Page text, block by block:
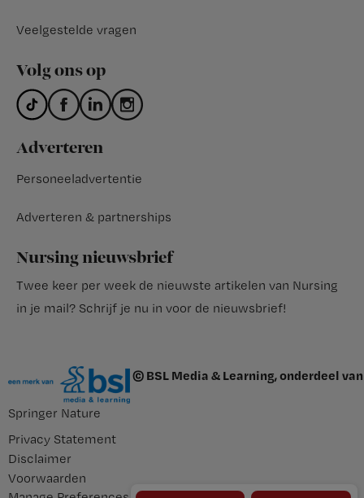
Veelgestelde vragen
Volg ons op
Adverteren
Personeeladvertentie
Adverteren & partnerships
Nursing nieuwsbrief
Twee keer per week de nieuwste artikelen van Nursing
in je mail? Schrijf je nu in voor de nieuwsbrief!
© BSL Media & Learning, onderdeel van
Springer Nature
Privacy Statement
Disclaimer
Voorwaarden